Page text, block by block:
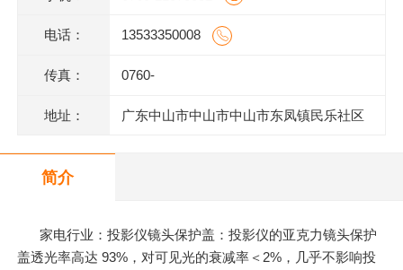
电话： 13533350008
传真： 0760-
地址： 广东中山市中山市中山市东凤镇民乐社区
简介
家电行业：投影仪镜头保护盖：投影仪的亚克力镜头保护
盖透光率高达 93%，对可见光的衰减率＜2%，几乎不影响投